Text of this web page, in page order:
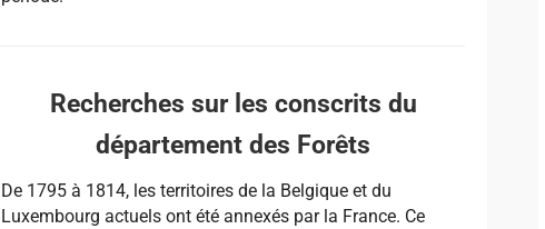
Recherches sur les conscrits du
département des Forêts
De 1795 à 1814, les territoires de la Belgique et du
Luxembourg actuels ont été annexés par la France. Ce